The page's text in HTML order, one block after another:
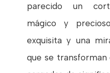
parecido un
mágico y
exquisita y una
que se transforman